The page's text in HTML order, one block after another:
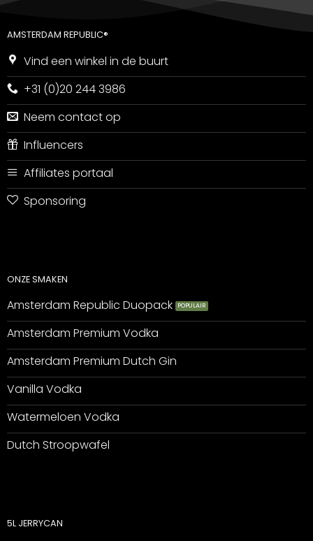
AMSTERDAM REPUBLIC®
Vind een winkel in de buurt
+31 (0)20 244 3986
Neem contact op
Influencers
Affiliates portaal
Sponsoring
ONZE SMAKEN
Amsterdam Republic Duopack
Amsterdam Premium Vodka
Amsterdam Premium Dutch Gin
Vanilla Vodka
Watermeloen Vodka
Dutch Stroopwafel
5L JERRYCAN